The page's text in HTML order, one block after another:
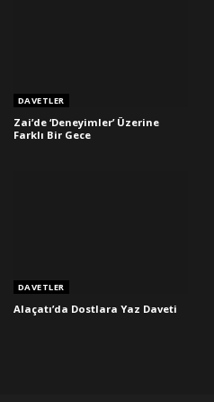
DAVETLER
Zai’de ‘Deneyimler’ Üzerine
Farklı Bir Gece
DAVETLER
Alaçatı’da Dostlara Yaz Daveti